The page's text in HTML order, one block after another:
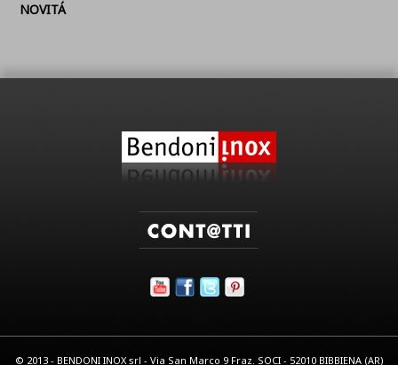
NOVITÁ
© 2013 - BENDONI INOX srl - Via San Marco 9 Fraz. SOCI - 52010 BIBBIENA (AR)